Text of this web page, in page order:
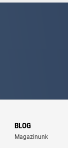
BLOG
Magazinunk